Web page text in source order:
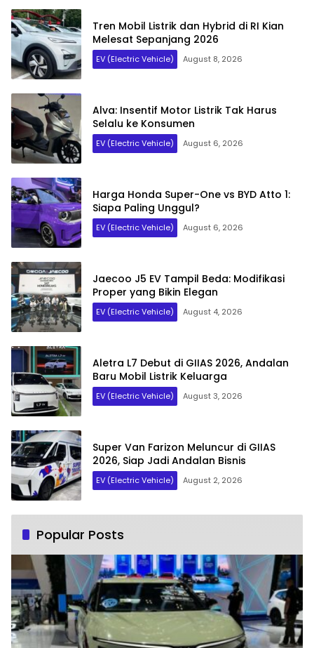
Tren Mobil Listrik dan Hybrid di RI Kian
Melesat Sepanjang 2026
EV (Electric Vehicle) August 8, 2026
Alva: Insentif Motor Listrik Tak Harus
Selalu ke Konsumen
EV (Electric Vehicle) August 6, 2026
Harga Honda Super-One vs BYD Atto 1:
Siapa Paling Unggul?
EV (Electric Vehicle) August 6, 2026
Jaecoo J5 EV Tampil Beda: Modifikasi
Proper yang Bikin Elegan
EV (Electric Vehicle) August 4, 2026
Aletra L7 Debut di GIIAS 2026, Andalan
Baru Mobil Listrik Keluarga
EV (Electric Vehicle) August 3, 2026
Super Van Farizon Meluncur di GIIAS
2026, Siap Jadi Andalan Bisnis
EV (Electric Vehicle) August 2, 2026
Popular Posts